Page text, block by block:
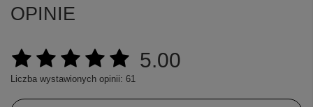
OPINIE
5.00
Liczba wystawionych opinii: 61